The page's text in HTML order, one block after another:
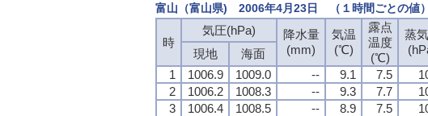
富山（富山県) 2006年4月23日 （１時間ごとの値）
時
気圧(hPa)
降水量
(mm)
気温
(℃)
露点
温度
(℃)
蒸
現地 海面
1
1006.9 1009.0 -- 9.1 7.5
2
1006.2 1008.3 -- 9.3 7.7
3
1006.4 1008.5 -- 8.9 7.5